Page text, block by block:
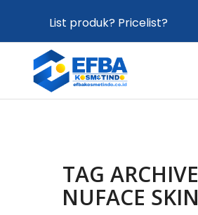
TAG
NUFACE
List produk? Pricelist?